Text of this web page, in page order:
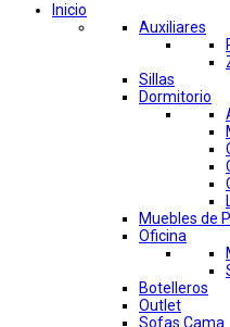
Inicio
Auxiliares
Sillas
Dormitorio
Muebles de
Oficina
Botelleros
Outlet
Sofas Cama